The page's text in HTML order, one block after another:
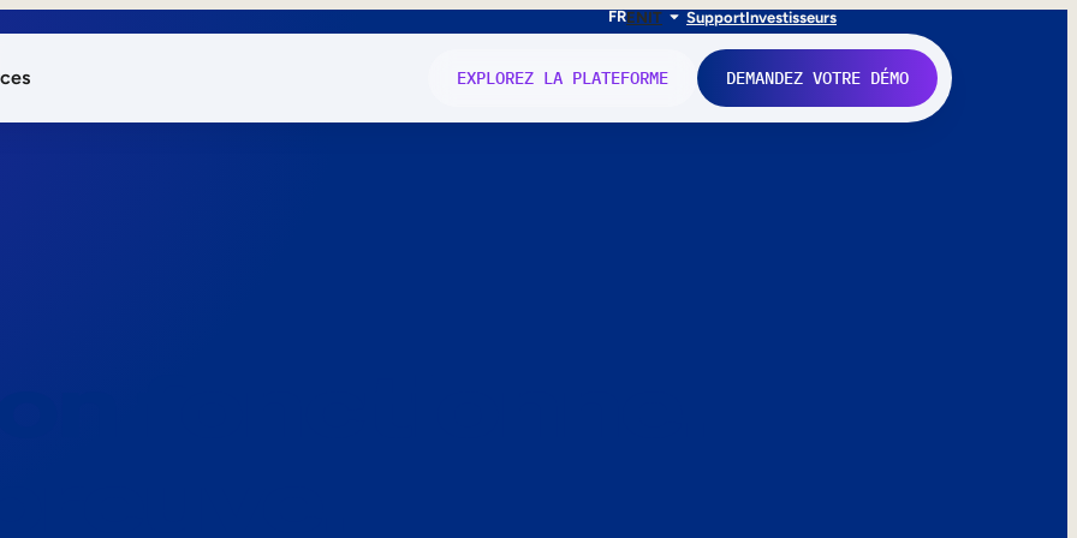
FRENIT SupportInvestisseurs
EXPLOREZ LA PLATEFORME DEMANDEZ VOTRE DÉMO